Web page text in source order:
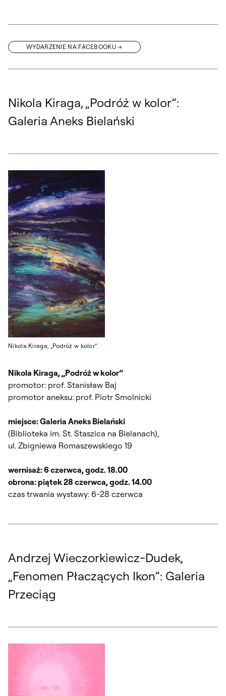
WYDARZENIE NA FACEBOOKU
Nikola Kiraga, „Podróż w kolor”:
Galeria Aneks Bielański
Nikola Kiraga, „Podróż w kolor”
Nikola Kiraga, „Podróż w kolor”
promotor: prof. Stanisław Baj
promotor aneksu: prof. Piotr Smolnicki
miejsce: Galeria Aneks Bielański
(Biblioteka im. St. Staszica na Bielanach),
ul. Zbigniewa Romaszewskiego 19
wernisaż: 6 czerwca, godz. 18.00
obrona: piątek 28 czerwca, godz. 14.00
czas trwania wystawy: 6-28 czerwca
Andrzej Wieczorkiewicz-Dudek,
„Fenomen Płaczących Ikon”: Galeria
Przeciąg